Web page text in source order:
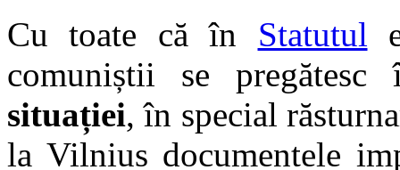
Cu toate că în Statutul
comuniștii se
situației, în special
la Vilnius documentele